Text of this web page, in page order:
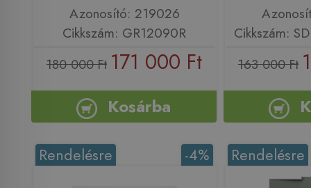
Azonosító: 219026
Cikkszám: GR12090R
180 000 Ft 171 000 Ft
Kosárba
Cikkszám:
163 000 Ft
-4%
Rendelésre Rendelésre